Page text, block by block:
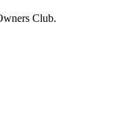
Club.